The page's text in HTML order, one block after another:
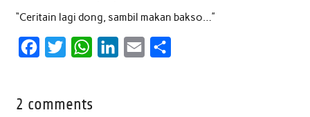
“Ceritain lagi dong, sambil makan bakso…”
e
t
W
t
2 comments